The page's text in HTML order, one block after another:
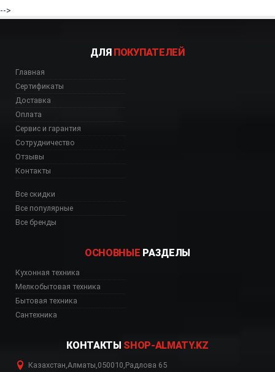
-->
ДЛЯ ПОКУПАТЕЛЕЙ
Главная
Сертификаты
Доставка
Оплата
Сервис и гарантия
Сотрудничество
Отзывы
Контакты
Все скидки
Все популярные
Все бренды
ОСНОВНЫЕ РАЗДЕЛЫ
Кухонная техника
Мелкобытовая техника
Бытовая техника
Сантехника
КОНТАКТЫ SHOP-ALMATY.KZ
Казахстан Алматы 050010 Радлова 65